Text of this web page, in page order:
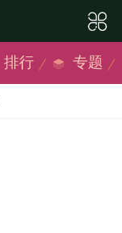
排行 专题